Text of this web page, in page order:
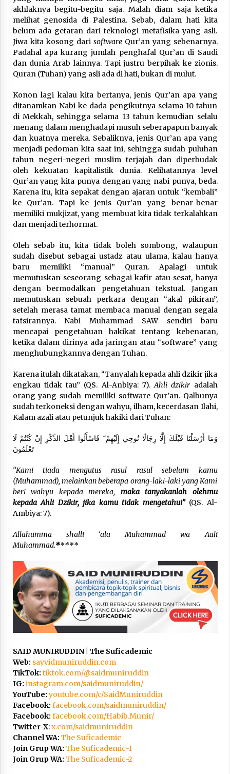
akhlaknya begitu-begitu saja. Malah diam saja ketika
melihat genosida di Palestina. Sebab, dalam hati kita
belum ada getaran dari teknologi metafisika yang asli.
Jiwa kita kosong dari softwareQur’an yang sebenarnya.
Padahal apa kurang jumlah penghafal Qur’an di Saudi
dan dunia Arab lainnya. Tapi justru berpihak ke zionis.
Quran (Tuhan) yang asli ada di hati, bukan di mulut.
Konon lagi kalau kita bertanya, jenis Qur’an apa yang
ditanamkan Nabi ke dada pengikutnya selama 10 tahun
di Mekkah, sehingga selama 13 tahun kemudian selalu
menang dalam menghadapi musuh seberapapun banyak
dan kuatnya mereka. Sebaliknya, jenis Qur’an apa yang
menjadi pedoman kita saat ini, sehingga sudah puluhan
tahun negeri-negeri muslim terjajah dan diperbudak
oleh kekuatan kapitalistik dunia. Kelihatannya level
Qur’an yang kita punya dengan yang nabi punya, beda.
Karena itu, kita sepakat dengan ajaran untuk “kembali”
ke Qur’an. Tapi ke jenis Qur’an yang benar-benar
memiliki mukjizat, yang membuat kita tidak terkalahkan
dan menjadi terhormat.
Oleh sebab itu, kita tidak boleh sombong, walaupun
sudah disebut sebagai ustadz atau ulama, kalau hanya
baru memiliki “manual” Quran. Apalagi untuk
memutuskan seseorang sebagai kafir atau sesat, hanya
dengan bermodalkan pengetahuan tekstual. Jangan
memutuskan sebuah perkara dengan “akal pikiran”,
setelah merasa tamat membaca manual dengan segala
tafsirannya. Nabi Muhammad SAW sendiri baru
mencapai pengetahuan hakikat tentang kebenaran,
ketika dalam dirinya ada jaringan atau “software” yang
menghubungkannya dengan Tuhan.
Karena itulah dikatakan, “Tanyalah kepada ahli dzikir jika
engkau tidak tau” (QS. Al-Anbiya: 7).Ahli dzikir adalah
orang yang sudah memiliki software Qur’an. Qalbunya
sudah terkoneksi dengan wahyu, ilham, kecerdasan Ilahi,
Kalam azali atau petunjuk hakiki dari Tuhan:
وَمَا أَرْسَلْنَا قَبْلَكَ إِلَّا رِجَالًا نُوحِي إِلَيْهِمْ ۖ فَاسْأَلُوا أَهْلَ الذِّكْرِ إِنْ كُنْتُمْ لَا
تَعْلَمُونَ
“Kami tiada mengutus rasul rasul sebelum kamu
(Muhammad), melainkan beberapa orang-laki-laki yang Kami
beri wahyu kepada mereka, maka tanyakanlah olehmu
kepada Ahli Dzikir, jika kamu tidak mengetahui”(QS. Al-
Ambiya: 7).
Allahumma shalli ‘ala Muhammad wa Aali
Muhammad.*****
SAID MUNIRUDDIN | The Suficademic
Web: sayyidmuniruddin.com
TikTok: tiktok.com/@saidmuniruddin
IG: instagram.com/saidmuniruddin/
YouTube:youtube.com/c/SaidMuniruddin
Facebook: facebook.com/saidmuniruddin/
Facebook: facebook.com/Habib.Munir/
Twitter-X:x.com/saidmuniruddin
Channel WA: The Suficademic
Join Grup WA: The Suficademic-1
Join Grup WA: The Suficademic-2